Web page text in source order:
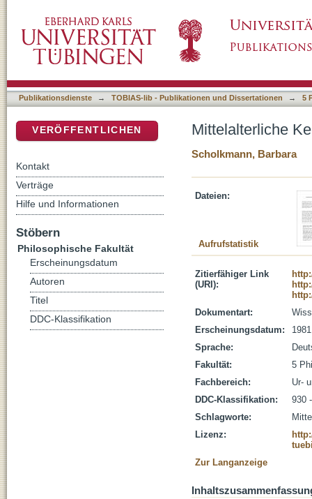
Publikationsdienste → TOBIAS-lib - Publikationen und Dissertationen → 5
Mittelalterliche
Scholkmann, Barbara
Dateien:
Aufrufstatistik
Zitierfähiger Link
(URI):
Dokumentart:
Erscheinungsdatum:
1981
Sprache:
Fakultät:
5
Fachbereich:
Ur-
DDC-Klassifikation:
930
Schlagworte:
Lizenz:
Zur Langanzeige
VERÖFFENTLICHEN
Kontakt
Verträge
Hilfe und Informationen
Stöbern
Philosophische Fakultät
Erscheinungsdatum
Autoren
Titel
DDC-Klassifikation